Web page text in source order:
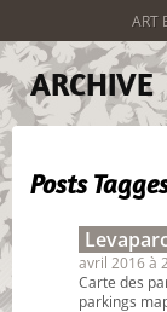
ART
ARCHIVE
Posts
avril 2016 à
Carte des
parkings